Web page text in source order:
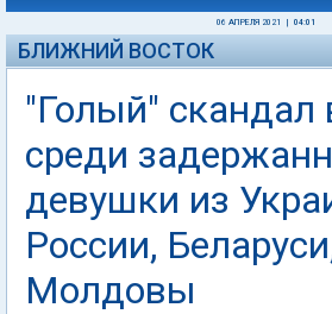
06 АПРЕЛЯ 2021 04:01
БЛИЖНИЙ ВОСТОК
"Голый" скандал
среди
девушки из
России,
Молдовы